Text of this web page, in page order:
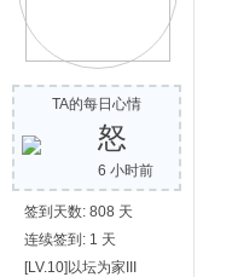
TA的每日心情
怒
6 小时前
签到天数: 808 天
连续签到: 1 天
[LV.10]以坛为家III